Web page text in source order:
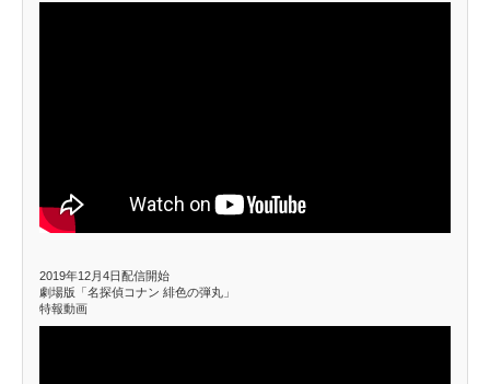
2019年12月4日配信開始
劇場版「名探偵コナン 緋色の弾丸」
特報動画